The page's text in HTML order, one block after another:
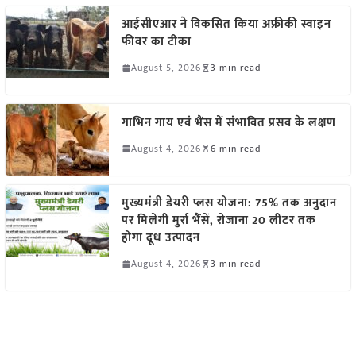
आईसीएआर ने विकसित किया अफ्रीकी स्वाइन
फीवर का टीका
August 5, 2026 3 min read
गाभिन गाय एवं भैंस में संभावित प्रसव के लक्षण
August 4, 2026 6 min read
मुख्यमंत्री डेयरी प्लस योजना: 75% तक अनुदान
पर मिलेंगी मुर्रा भैंसें, रोजाना 20 लीटर तक
होगा दूध उत्पादन
August 4, 2026 3 min read